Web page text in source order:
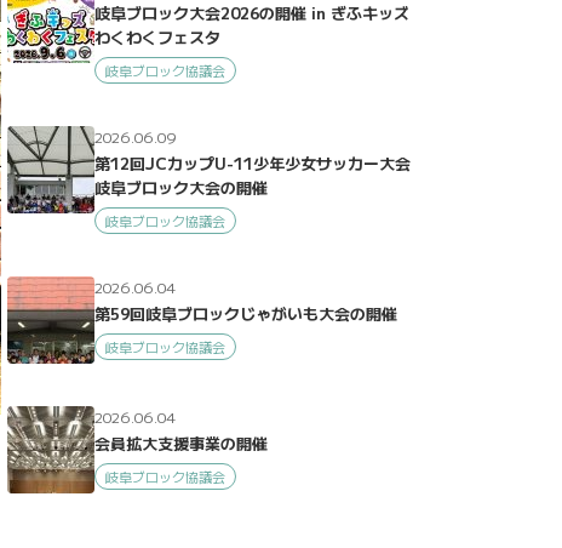
岐阜ブロック大会2026の開催 in ぎふキッズ
わくわくフェスタ
岐阜ブロック協議会
2026.06.09
第12回JCカップU-11少年少女サッカー大会
岐阜ブロック大会の開催
岐阜ブロック協議会
2026.06.04
第59回岐阜ブロックじゃがいも大会の開催
岐阜ブロック協議会
2026.06.04
会員拡大支援事業の開催
岐阜ブロック協議会